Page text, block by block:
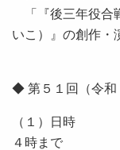
「『後三年役合
いこ）
』の創作
◆ 第５１回（令和
（１）日時 令
４時まで